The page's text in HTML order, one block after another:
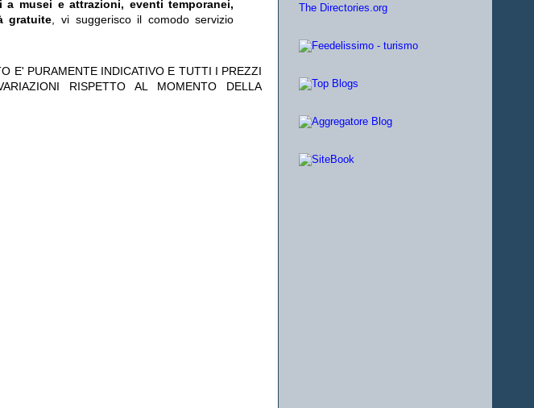
a musei e attrazioni, eventi temporanei,
gratuite , vi suggerisco il comodo servizio
E' PURAMENTE INDICATIVO E TUTTI I PREZZI
RISPETTO AL MOMENTO DELLA
The Directories.org